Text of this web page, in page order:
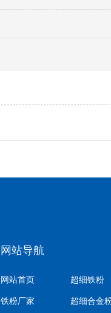
网站导航
网站首页 超细铁粉
铁粉厂家 超细合金